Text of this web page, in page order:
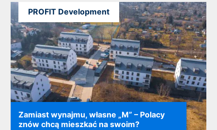
Zamiast wynajmu, własne „M” – Polacy
znów chcą mieszkać na swoim?
PROFIT Development